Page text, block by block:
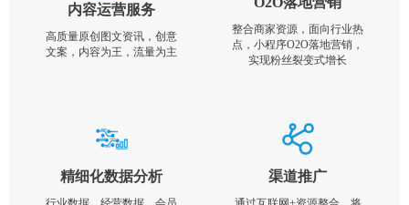
内容运营服务
高质量原创图文资讯，创意
文案，内容为王，流量为主
整合商家资源，面向行业热
点，小程序O2O落地营销，
实现粉丝裂变式增长
精细化数据分析 渠道推广